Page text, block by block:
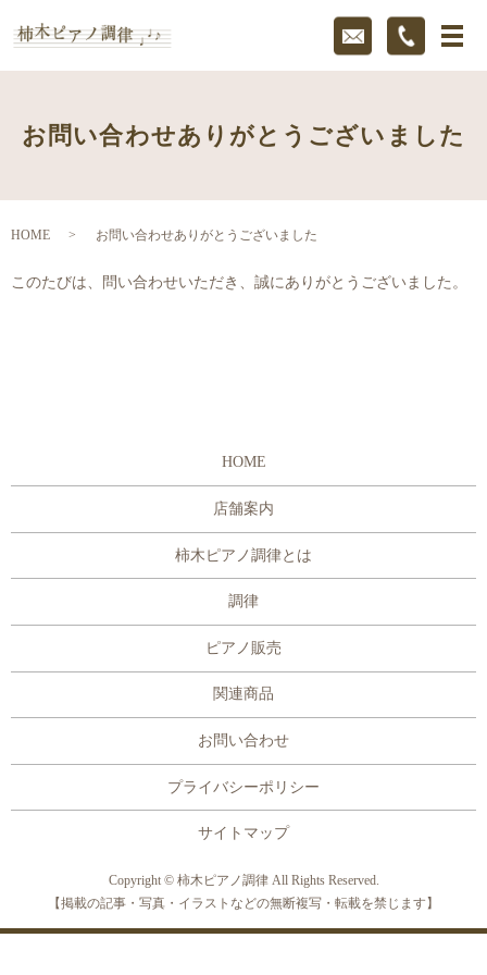
お問い合わせありがとうございました
HOME お問い合わせありがとうございました
このたびは、問い合わせいただき、誠にありがとうございました。
HOME
店舗案内
柿木ピアノ調律とは
調律
ピアノ販売
関連商品
お問い合わせ
プライバシーポリシー
サイトマップ
Copyright © 柿木ピアノ調律 All Rights Reserved.
【掲載の記事・写真・イラストなどの無断複写・転載を禁じます】